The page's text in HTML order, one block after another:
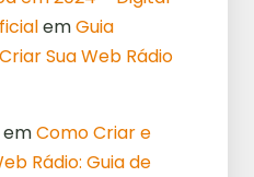
emGuia
Sua Web Rádio
emComo Criar e
Rádio: Guia de